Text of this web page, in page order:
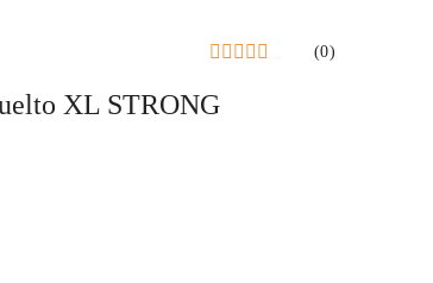
(0)
XL STRONG